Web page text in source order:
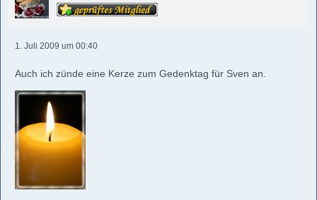
1. Juli 2009 um 00:40
Auch ich zünde eine Kerze zum Gedenktag für Sven an.